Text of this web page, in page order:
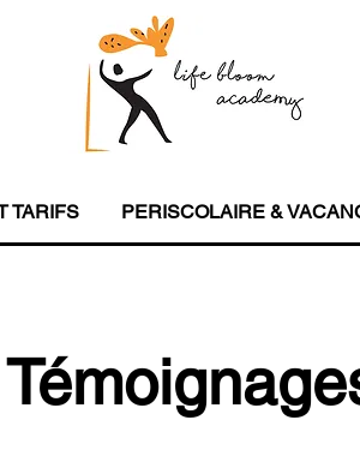
TARIFS PERISCOLAIRE &